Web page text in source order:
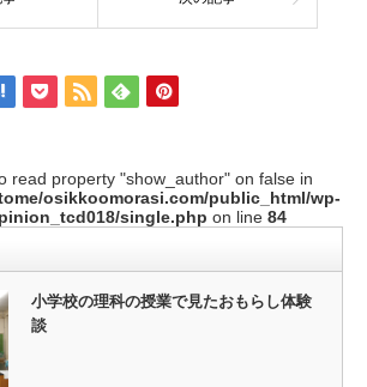
read property "show_author" on false in
osikkoomorasi.com/public_html/wp-
single.php on line 84
小学校の理科の授業で見たおもらし体験
談